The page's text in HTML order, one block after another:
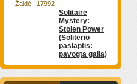
Solitaire
Mystery:
Stolen Power
(Soliterio
paslaptis:
pavogta galia)
Žaidė:: 17992